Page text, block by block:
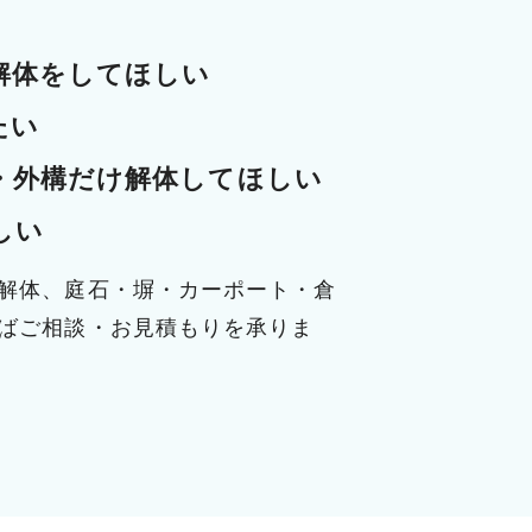
体をしてほしい
い
構だけ解体してほしい
い
体、庭石・塀・カーポート・倉
ご相談・お見積もりを承りま